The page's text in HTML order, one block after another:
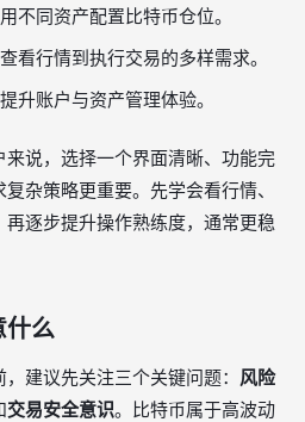
不同资产配置比特币仓位。
看行情到执行交易的多样需求。
升账户与资产管理体验。
说，选择一个界面清晰、功能完
杂策略更重要。先学会看行情、
逐步提升操作熟练度，通常更稳
什么
建议先关注三个关键问题： 风险
交易安全意识。比特币属于高波动